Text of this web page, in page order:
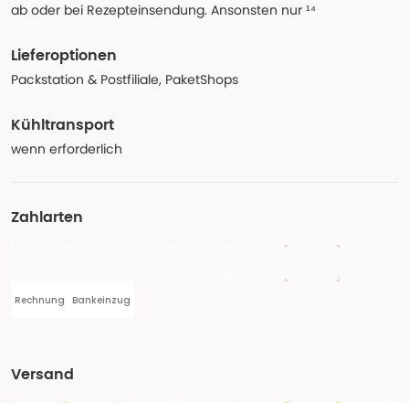
ab oder bei Rezepteinsendung. Ansonsten nur ¹⁴
Lieferoptionen
Packstation & Postfiliale, PaketShops
Kühltransport
wenn erforderlich
Zahlarten
Rechnung Bankeinzug
Versand